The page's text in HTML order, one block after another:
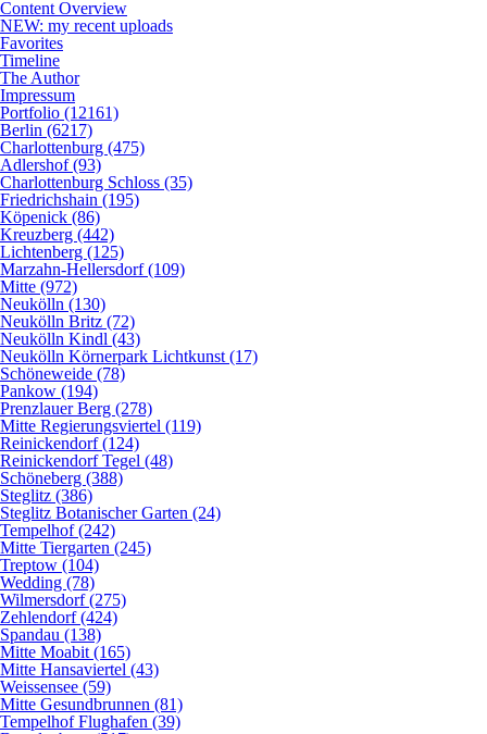
Content Overview
NEW: my recent uploads
Favorites
Timeline
The Author
Impressum
Portfolio (12161)
Berlin (6217)
Charlottenburg (475)
Adlershof (93)
Charlottenburg Schloss (35)
Friedrichshain (195)
Köpenick (86)
Kreuzberg (442)
Lichtenberg (125)
Marzahn-Hellersdorf (109)
Mitte (972)
Neukölln (130)
Neukölln Britz (72)
Neukölln Kindl (43)
Neukölln Körnerpark Lichtkunst (17)
Schöneweide (78)
Pankow (194)
Prenzlauer Berg (278)
Mitte Regierungsviertel (119)
Reinickendorf (124)
Reinickendorf Tegel (48)
Schöneberg (388)
Steglitz (386)
Steglitz Botanischer Garten (24)
Tempelhof (242)
Mitte Tiergarten (245)
Treptow (104)
Wedding (78)
Wilmersdorf (275)
Zehlendorf (424)
Spandau (138)
Mitte Moabit (165)
Mitte Hansaviertel (43)
Weissensee (59)
Mitte Gesundbrunnen (81)
Tempelhof Flughafen (39)